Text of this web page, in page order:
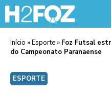
Início »Esporte » Foz Futsal
do Campeonato Paranaense
ESPORTE